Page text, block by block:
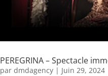
PEREGRINA – Spectacle
par dmdagency | Juin 29, 2024